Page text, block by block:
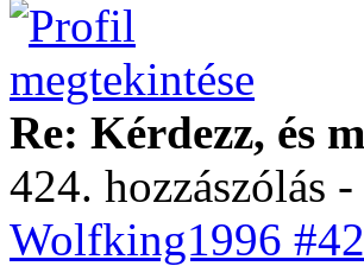
Re: Kérdezz, és
424. hozzászólás
Wolfking1996